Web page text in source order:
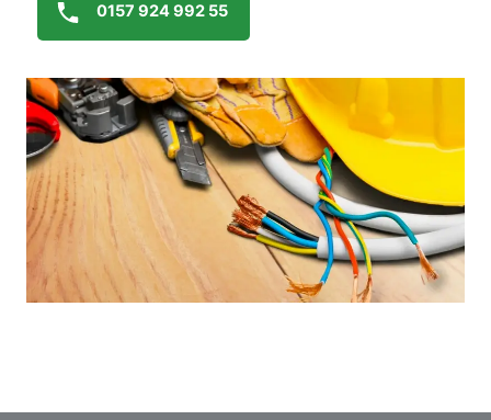
0157 924 992 55